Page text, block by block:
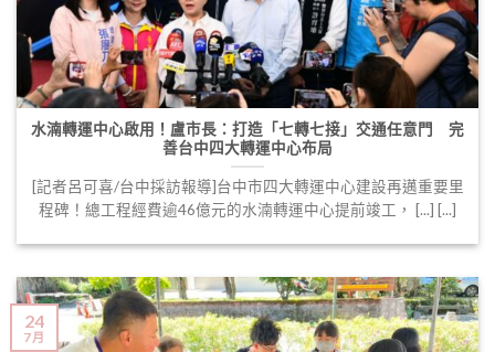
水湳轉運中心啟用！盧市長：打造「七轉七接」交通任意門 完
善台中四大轉運中心布局
[記者呂可喜/台中採訪報導]台中市四大轉運中心建設再邁重要里
程碑！總工程經費逾46億元的水湳轉運中心提前竣工， [...] [...]
24
7 月